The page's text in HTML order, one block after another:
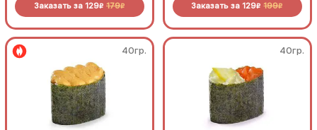
Заказать за 129R 179R Заказать за 129R 199R
40гр. 40гр.